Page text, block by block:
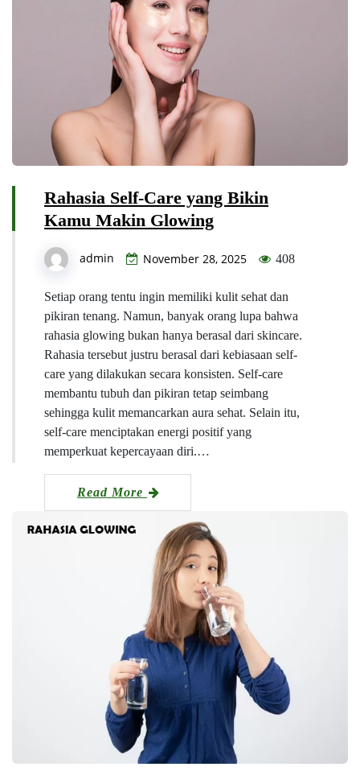
Rahasia Self-Care yang Bikin
Kamu Makin Glowing
admin November 28, 2025 408
Setiap orang tentu ingin memiliki kulit sehat dan
pikiran tenang. Namun, banyak orang lupa bahwa
rahasia glowing bukan hanya berasal dari skincare.
Rahasia tersebut justru berasal dari kebiasaan self-
care yang dilakukan secara konsisten. Self-care
membantu tubuh dan pikiran tetap seimbang
sehingga kulit memancarkan aura sehat. Selain itu,
self-care menciptakan energi positif yang
memperkuat kepercayaan diri.…
Read More